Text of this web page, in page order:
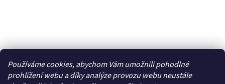
Používáme cookies, abychom Vám umožnili pohodlné
prohlížení webu a díky analýze provozu webu neustále
Facebook